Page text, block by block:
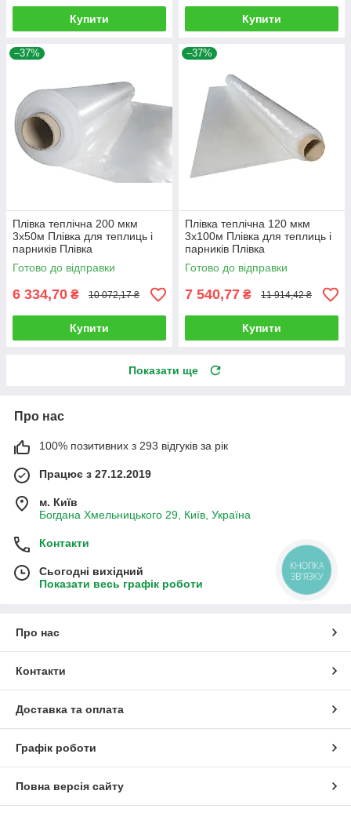
Купити Купити
–37%
Плівка теплічна 200 мкм
3х50м Плівка для теплиць і
парників Плівка
поліетиленова, прозора
Готово до відправки
6 334,70 ₴ 10 072,17 ₴
Купити
–37%
Плівка теплічна 120 мкм
3х100м Плівка для теплиць і
парників Плівка
поліетиленова, прозора
Готово до відправки
7 540,77 ₴ 11 914,42 ₴
Купити
Показати ще
Про нас
100% позитивних з 293 відгуків за рік
Працює з 27.12.2019
м. Київ
Богдана Хмельницького 29, Київ, Україна
Контакти
Сьогодні вихідний
Показати весь графік роботи
Про нас
Контакти
Доставка та оплата
Графік роботи
Повна версія сайту
КНОПКА
ЗВ'ЯЗКУ